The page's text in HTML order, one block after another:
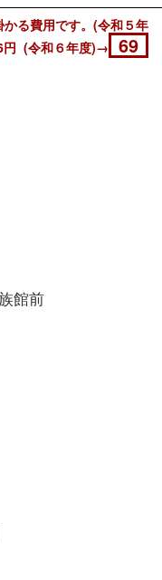
る費用です。(令和５年
(令和６年度)→
69
館前